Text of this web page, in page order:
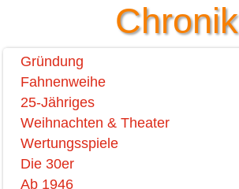
Chronik
Gründung
Fahnenweihe
25-Jähriges
Weihnachten & Theater
Wertungsspiele
Die 30er
Ab 1946